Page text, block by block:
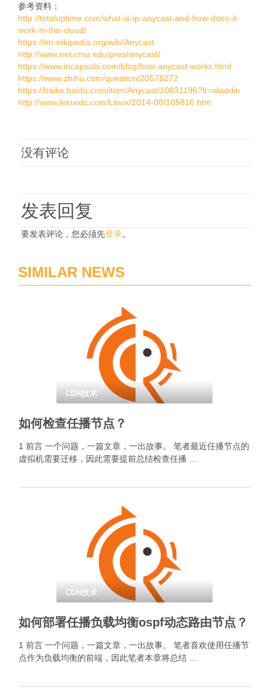
参考资料：
http://totaluptime.com/what-is-ip-anycast-and-how-does-it-
work-in-the-cloud/
https://en.wikipedia.org/wiki/Anycast
http://www.net.cmu.edu/pres/anycast/
https://www.incapsula.com/blog/how-anycast-works.html
https://www.zhihu.com/question/20578272
https://baike.baidu.com/item/Anycast/10831196?fr=aladdin
http://www.linuxidc.com/Linux/2014-08/105816.htm
没有评论
发表回复
要发表评论，您必须先登录。
SIMILAR NEWS
CDN技术
如何检查任播节点？
1 前言 一个问题，一篇文章，一出故事。 笔者最近任播节点的
虚拟机需要迁移，因此需要提前总结检查任播 …
CDN技术
如何部署任播负载均衡ospf动态路由节点？
1 前言 一个问题，一篇文章，一出故事。 笔者喜欢使用任播节
点作为负载均衡的前端，因此笔者本章将总结 …